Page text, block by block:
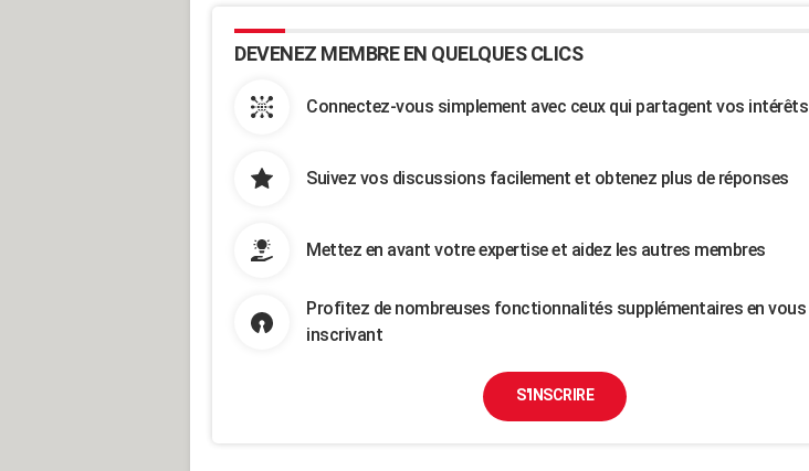
DEVENEZ MEMBRE EN QUELQUES CLICS
Connectez-vous simplement avec ceux qui partagent vos intérêts
Suivez vos discussions facilement et obtenez plus de réponses
Mettez en avant votre expertise et aidez les autres membres
Profitez de nombreuses fonctionnalités supplémentaires en vous
inscrivant
S'INSCRIRE